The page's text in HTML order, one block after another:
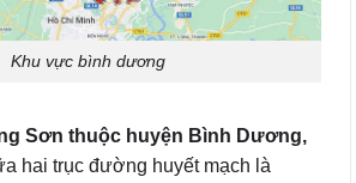
Khu vực bình dương
Sơn thuộc huyện Bình Dương,
hai trục đường huyết mạch là